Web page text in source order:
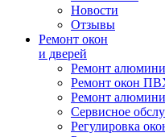
Новости
Отзывы
Ремонт окон
и дверей
Ремонт
Ремонт окон
Ремонт
Сервисное
Регулировка